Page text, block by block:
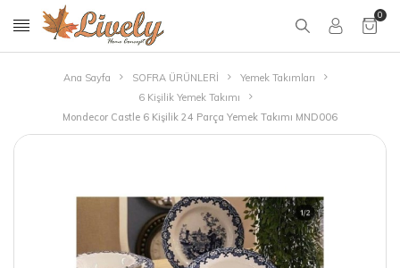
0
Ana Sayfa SOFRA ÜRÜNLERİ
Yemek Takımları
6 Kişilik Yemek Takımı
Mondecor Castle 6 Kişilik 24 Parça Yemek Takımı MND006